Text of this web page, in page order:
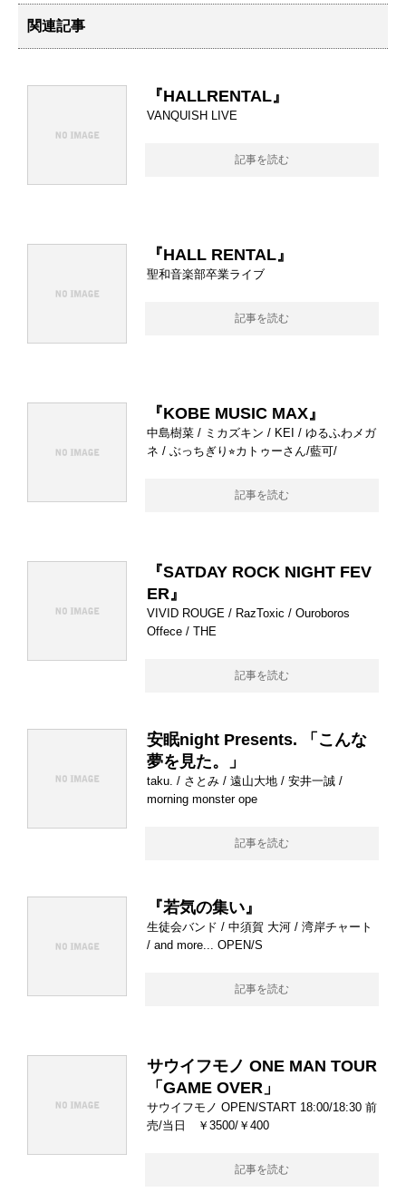
関連記事
『HALLRENTAL』
VANQUISH LIVE
記事を読む
『HALL RENTAL』
聖和音楽部卒業ライブ
記事を読む
『KOBE MUSIC MAX』
中島樹菜 / ミカズキン / KEI / ゆるふわメガ
ネ / ぶっちぎり⭐︎カトゥーさん/藍可/
記事を読む
『SATDAY ROCK NIGHT FEV
ER』
VIVID ROUGE / RazToxic / Ouroboros
Offece / THE
記事を読む
安眠night Presents. 「こんな
夢を見た。」
taku. / さとみ / 遠山大地 / 安井一誠 /
morning monster ope
記事を読む
『若気の集い』
生徒会バンド / 中須賀 大河 / 湾岸チャート
/ and more... OPEN/S
記事を読む
サウイフモノ ONE MAN TOUR
「GAME OVER」
サウイフモノ OPEN/START 18:00/18:30 前
売/当日 ￥3500/￥400
記事を読む